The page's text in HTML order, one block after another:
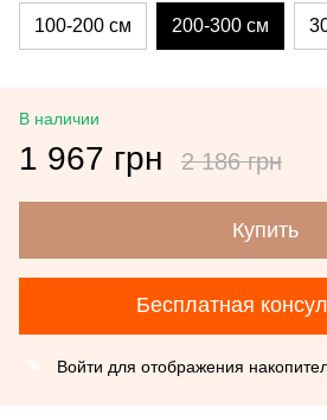
100-200 см 200-300 см
В наличии
1 967 грн 2 186 грн
Купить
Бесплатная
Войти для отображения